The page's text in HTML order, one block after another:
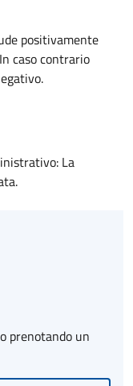
positivamente
caso contrario
La
prenotando un